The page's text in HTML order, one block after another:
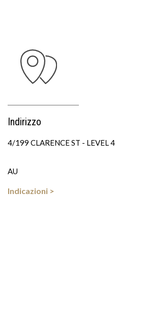
Indirizzo
4/199 CLARENCE ST - LEVEL 4
AU
Indicazioni >